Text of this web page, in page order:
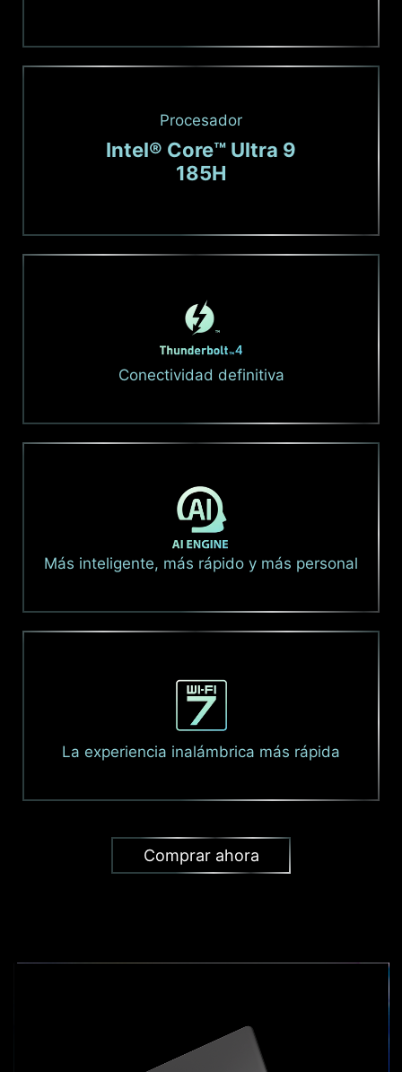
Procesador
Intel® Core™ Ultra 9
185H
Conectividad definitiva
Más inteligente, más rápido y más personal
La experiencia inalámbrica más rápida
Comprar ahora